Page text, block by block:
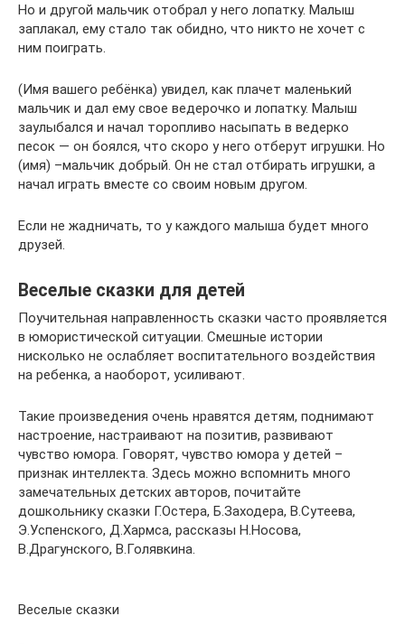
Но и другой мальчик отобрал у него лопатку. Малыш
заплакал, ему стало так обидно, что никто не хочет с
ним поиграть.
(Имя вашего ребёнка) увидел, как плачет маленький
мальчик и дал ему свое ведерочко и лопатку. Малыш
заулыбался и начал торопливо насыпать в ведерко
песок — он боялся, что скоро у него отберут игрушки. Но
(имя) –мальчик добрый. Он не стал отбирать игрушки, а
начал играть вместе со своим новым другом.
Если не жадничать, то у каждого малыша будет много
друзей.
Веселые сказки для детей
Поучительная направленность сказки часто проявляется
в юмористической ситуации. Смешные истории
нисколько не ослабляет воспитательного воздействия
на ребенка, а наоборот, усиливают.
Такие произведения очень нравятся детям, поднимают
настроение, настраивают на позитив, развивают
чувство юмора. Говорят, чувство юмора у детей –
признак интеллекта. Здесь можно вспомнить много
замечательных детских авторов, почитайте
дошкольнику сказки Г.Остера, Б.Заходера, В.Сутеева,
Э.Успенского, Д.Хармса, рассказы Н.Носова,
В.Драгунского, В.Голявкина.
Веселые сказки